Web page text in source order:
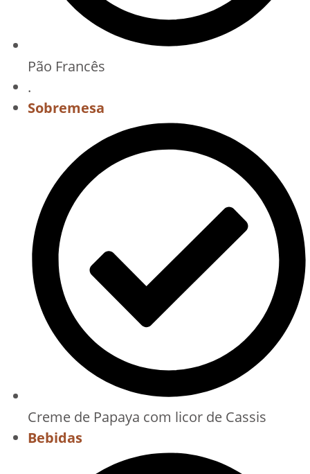
Pão Francês
.
Sobremesa
Creme de Papaya com licor de Cassis
Bebidas